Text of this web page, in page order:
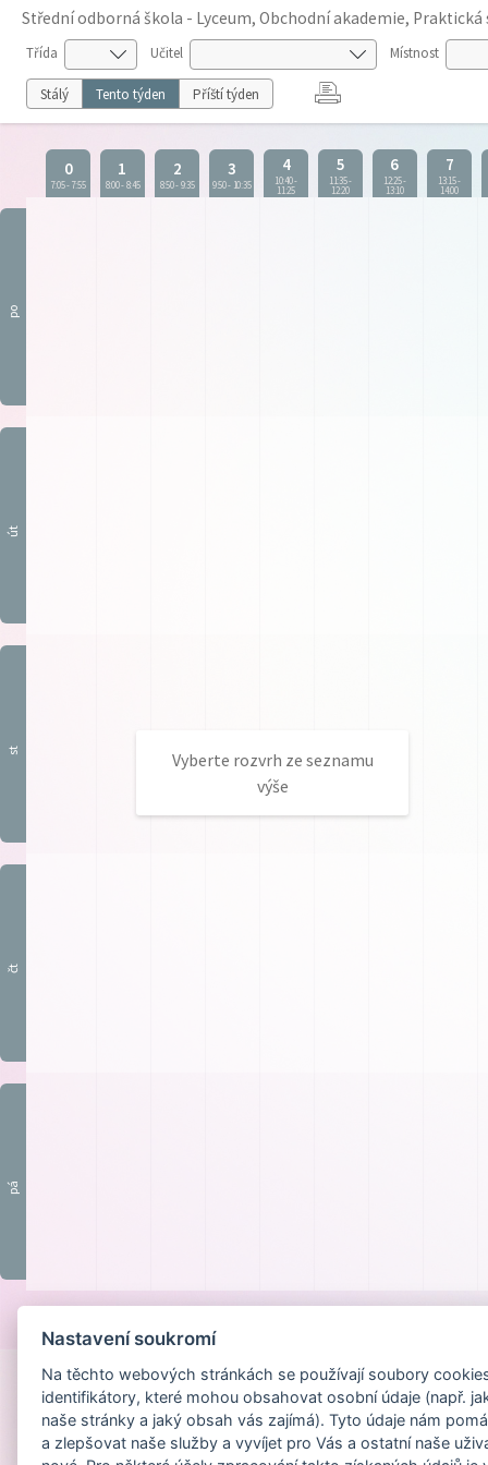
Střední odborná škola - Lyceum, Obchodní akademie, Praktická
Třída Učitel Místnost
Stálý Tento týden Příští týden
Vyberte rozvrh ze seznamu
výše
0
7:05-7:55
1
8:00-8:45
2
8:50-9:35
3
9:50- 10:35
4
10:40-
11:25
5
11:35-
12:20
6
12:25-
13:10
7
13:15-
14:00
po
út
st
čt
pá
Nastavení soukromí
Na těchto webových stránkách se používají soubory
identifikátory, které mohou obsahovat osobní údaje (např.
naše stránky a jaký obsah vás zajímá). Tyto údaje nám
a zlepšovat naše služby a vyvíjet pro Vás a ostatní naše